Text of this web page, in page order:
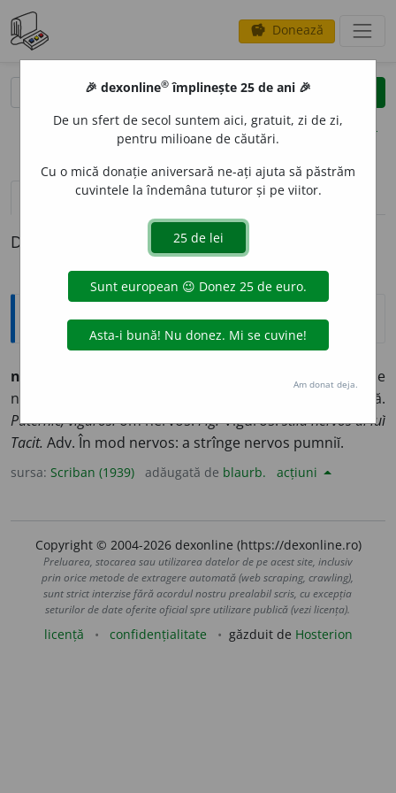
savings Donează
clear
opțiuni
definiții (1) pronunțievolume_up (50)
Definiția cu ID-ul 695812:
Explicative DEX
nervós, -oásă
afecțiune
nervoasă.
femeĭe nervoasă.
Puternic, viguros:om nervos.Fig.Viguros:stilu nervos al luĭ
Tacit. Adv. În mod nervos: a strînge nervos pumniĭ.
sursa: Scriban (1939) adăugată de blaurb. acțiuni
Copyright © 2004-2026 dexonline (https://dexonline.ro)
Preluarea, stocarea sau utilizarea datelor de pe acest site, inclusiv
prin orice metode de extragere automată (web scraping, crawling),
sunt strict interzise fără acordul nostru prealabil scris, cu excepția
seturilor de date oferite oficial spre utilizare publică (vezi licența).
licență confidențialitate găzduit de Hosterion
🎉 dexonline® împlinește 25 de ani 🎉
De un sfert de secol suntem aici, gratuit, zi de zi,
pentru milioane de căutări.
Cu o mică donație aniversară ne-ați ajuta să păstrăm
cuvintele la îndemâna tuturor și pe viitor.
Am donat deja.